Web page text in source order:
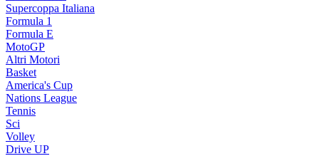
Supercoppa Italiana
Formula 1
Formula E
MotoGP
Altri Motori
Basket
America's Cup
Nations League
Tennis
Sci
Volley
Drive UP